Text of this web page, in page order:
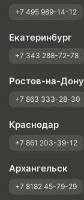
+7 495 989-14-12
Екатеринбург
+7 343 288-72-78
Ростов-на-Дону
+7 863 333-28-30
Краснодар
+7 861 203-39-12
Архангельск
+7 8182 45-79-29